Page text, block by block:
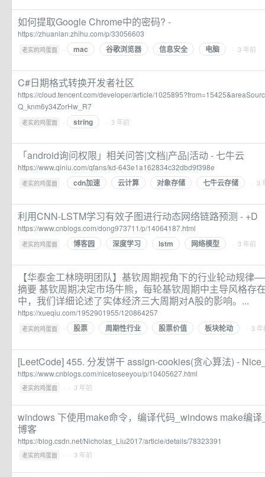
如何提取Google Chrome中的密码? -
https://zhuanlan.zhihu.com/p/33056603
老实的鸡蛋面 · mac 谷歌浏览器 信息安全 电脑 · 3 年前
C#日期格式转换开发者社区
https://cloud.tencent.com/developer/article/
Q_knm6y34ZorHw_R7
老实的鸡蛋面 · string · 3 年前
「android询问权限」相关问答|文档|产品|活动 - 七牛云
https://www.qiniu.com/qfans/kd-643e1a162834c32dbd9f398e
老实的鸡蛋面 · cdn加速 云计算 对象存储 七牛云存储 · 3
利用CNN-LSTM学习有效子图进行动态网络链路预测 - +D
https://www.cnblogs.com/dong973711/p/14064187.html
老实的鸡蛋面 · 博客园 深度学习 lstm 网络模型 · 3 年前
【华泰金工林晓明团队】基钦周期视角下的行业轮动规
摘要 基钦周期决定市场牛熊，每轮基钦周期中主导风格存
中，我们详细论述了实体经济三大周期对A股的影响。...
https://xueqiu.com/1952901955/120864257
老实的鸡蛋面 · 股票 周期性行业 股票价值 板块轮动 · 3 年
[LeetCode] 455. 分发饼干 assign-cookies(贪心算法) -
https://www.cnblogs.com/nicetoseeyou/p/10405627.html
老实的鸡蛋面 · · 3 年前
windows 下使用make命令，编译代码_windows make编
博客
https://blog.csdn.net/Nicholas_Liu2017/article/details/78323391
老实的鸡蛋面 · · 3 年前